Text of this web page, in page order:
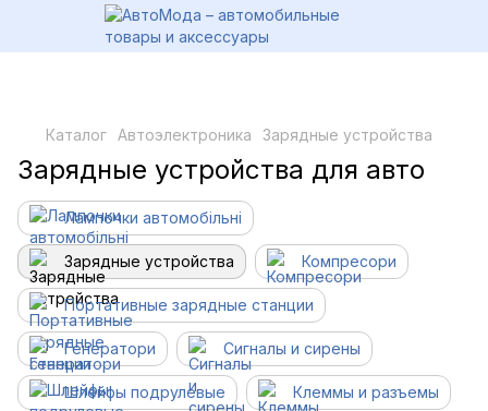
Каталог Автоэлектроника Зарядные устройства
Зарядные устройства для авто
Лампочки автомобільні
Зарядные устройства Компресори
Портативные зарядные станции
Генератори Сигналы и сирены
Шлейфы подрулевые Клеммы и разъемы